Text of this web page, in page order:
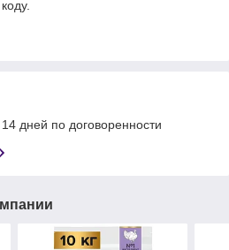
дней по договоренности